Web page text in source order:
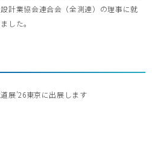
計業協会連合会（全測連）の理事に就
した。
展’26東京に出展します